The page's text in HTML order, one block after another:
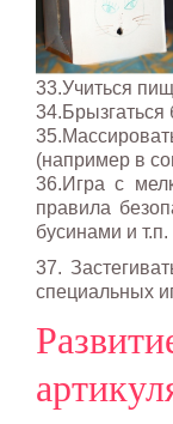
33.Учиться
34.Брызгаться
(например в
36.Игра с
правила
бусинами и т.п.
37.
специальных